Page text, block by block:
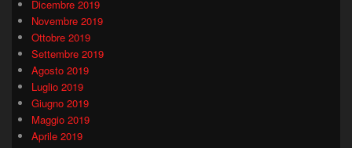
Dicembre 2019
Novembre 2019
Ottobre 2019
Settembre 2019
Agosto 2019
Luglio 2019
Giugno 2019
Maggio 2019
Aprile 2019